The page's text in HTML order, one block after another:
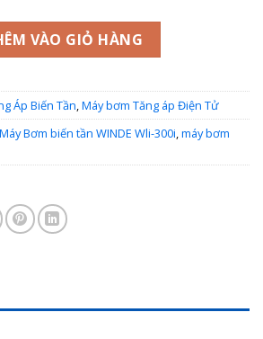
Wli-300i số lượng
VÀO GIỎ HÀNG
Áp Biến Tần,Máy bơm Tăng áp Điện Tử
Máy Bơm biến tần WINDE Wli-300i,máy bơm